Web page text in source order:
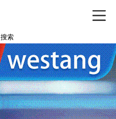
搜索